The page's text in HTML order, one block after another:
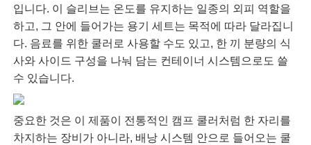
입니다. 이 슬리브는 온도를 유지하는 일종의 외피 역할을
하고, 그 안에 들어가는 용기 세트는 목적에 따라 달라집니
다. 음료를 위한 쿨러로 사용할 수도 있고, 한 끼 분량의 식
사와 사이드 구성을 나눠 담는 컨테이너 시스템으로도 쓸
수 있습니다.
중요한 것은 이 제품이 전통적인 캠프 쿨러처럼 한 자리를
차지하는 장비가 아니라, 배낭 시스템 안으로 들어오는 쿨